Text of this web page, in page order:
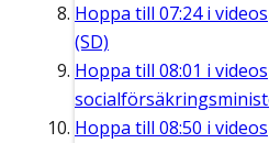
Hoppa till 07:24i
(SD)
Hoppa till 08:01 i
Hoppa till 08:50 i